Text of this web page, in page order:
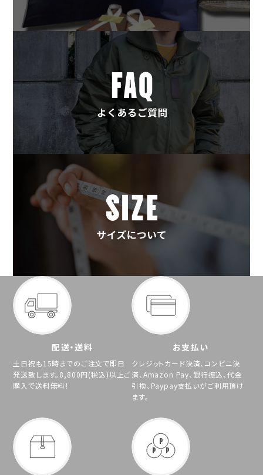
配送・送料
土日祝も15時までのご注文で即日
発送致します。8,800円(税込)以上ご
購入で送料無料！
お支払い
クレジットカード決済、コンビニ決
済、Amazon Pay、銀行振込、代金
引換、Paypay支払いがご利用頂け
ます。